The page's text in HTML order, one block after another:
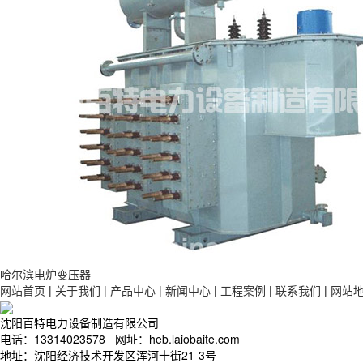
哈尔滨电炉变压器
网站首页 | 关于我们 | 产品中心 | 新闻中心 | 工程案例 | 联系我们 | 网站
沈阳百特电力设备制造有限公司
电话：13314023578 网址：heb.laiobaite.com
地址：沈阳经济技术开发区浑河十街21-3号